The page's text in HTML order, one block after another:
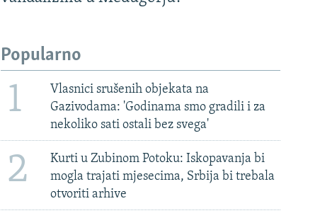
Popularno
1
Vlasnici srušenih objekata na
Gazivodama: 'Godinama smo gradili i za
nekoliko sati ostali bez svega'
2
Kurti u Zubinom Potoku: Iskopavanja bi
mogla trajati mjesecima, Srbija bi trebala
otvoriti arhive